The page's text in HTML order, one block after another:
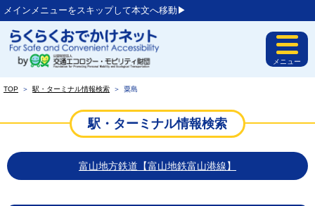
メインメニューをスキップして本文へ移動▶︎
メニュー
TOP ＞ 駅・ターミナル情報検索 ＞ 粟島
駅・ターミナル情報検索
富山地方鉄道【富山地鉄富山港線】